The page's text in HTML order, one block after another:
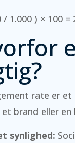
/ 1.000 ) × 100 =
rate er
brand eller en
synlighed: